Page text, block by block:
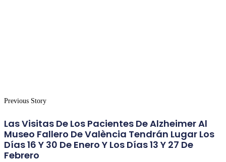
Previous Story
Las Visitas De Los Pacientes De Alzheimer Al
Museo Fallero De València Tendrán Lugar Los
Días 16 Y 30 De Enero Y Los Días 13 Y 27 De
Febrero